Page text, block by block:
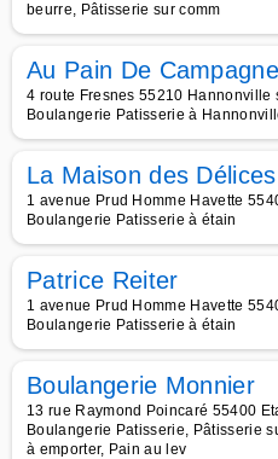
beurre, Pâtisserie sur comm
Au Pain De Campagne
4 route Fresnes 55210 Hannonville
Boulangerie Patisserie à
La Maison des Délices
1 avenue Prud Homme Havette
Boulangerie Patisserie à étain
Patrice Reiter
1 avenue Prud Homme Havette
Boulangerie Patisserie à étain
Boulangerie Monnier
13 rue Raymond Poincaré 55400
Boulangerie Patisserie, Pâtisserie
à emporter, Pain au lev